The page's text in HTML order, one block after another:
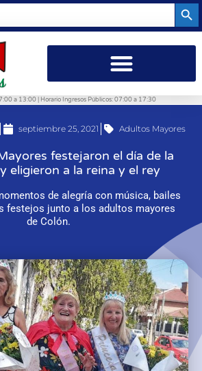
a 13:00 | Horario Ingresos Públicos: 07:00 a 17:30
septiembre 25, 2021 Adultos Mayores
festejaron el día de la
eligieron a la reina y el rey
de alegría con música, bailes
festejos junto a los adultos mayores
de Colón.